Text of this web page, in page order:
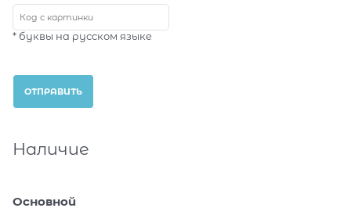
* буквы на русском языке
Наличие
Основной